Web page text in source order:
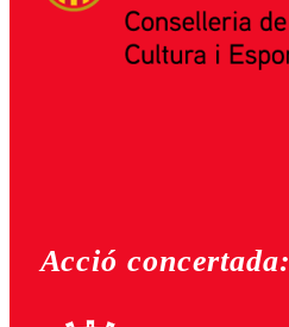
Acció concertada: